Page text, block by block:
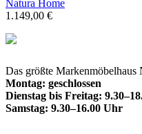
Natura Home
1.149,00 €
Das größte Markenmöbelhaus
Montag: geschlossen
Dienstag bis Freitag:
Samstag: 9.30–16.00 Uhr